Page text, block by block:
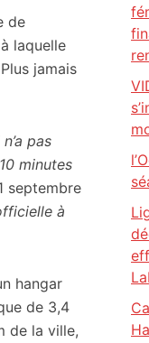
de
laquelle
jamais
pas
minutes
septembre
à
hangar
de 3,4
de la ville,